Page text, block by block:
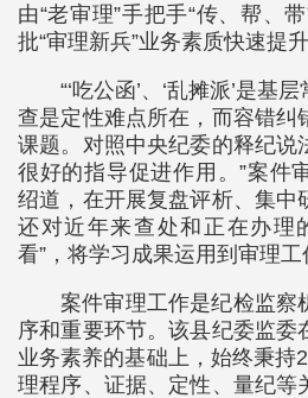
由“老审理”手把手“传、帮、
批“审理新兵”业务素质快速提升
“‘吃公函’、‘乱摊派’是基
查是定性难点所在，而容错纠
课题。对照中央纪委的释纪说
很好的指导促进作用。”案件
绍道，在开展复盘评析、集中
还对近年来查处和正在办理
看”，将学习成果运用到审理工
案件审理工作是纪检监察
序和重要环节。该县纪委监委
业务素养的基础上，始终秉持
理程序、证据、定性、量纪等